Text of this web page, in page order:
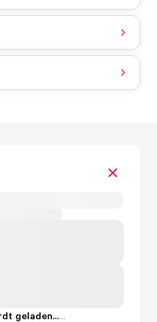
geladen......